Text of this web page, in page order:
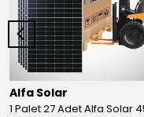
Alfa Solar